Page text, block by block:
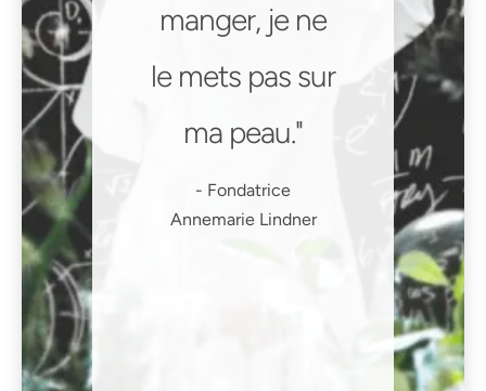
manger, je ne
le mets pas sur
ma peau.
Fondatrice
Annemarie Lindner